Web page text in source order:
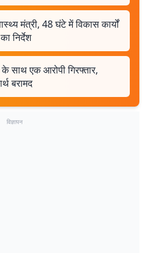
मंत्री, 48 घंटे में विकास कार्यों
निर्देश
साथ एक आरोपी गिरफ्तार,
बरामद
विज्ञापन